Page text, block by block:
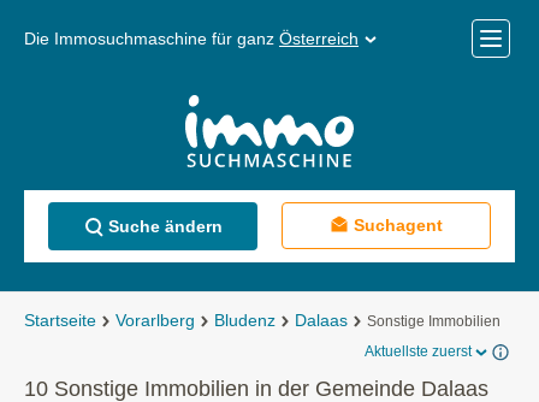
Die Immosuchmaschine für ganz Österreich
Menü
Suche ändern Suchagent
Startseite Vorarlberg Bludenz Dalaas
Sonstige Immobilien
Aktuellste zuerst
10 Sonstige Immobilien in der Gemeinde Dalaas